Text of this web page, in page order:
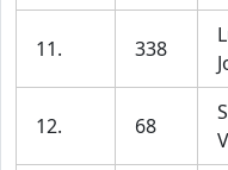
11. 338
12. 68